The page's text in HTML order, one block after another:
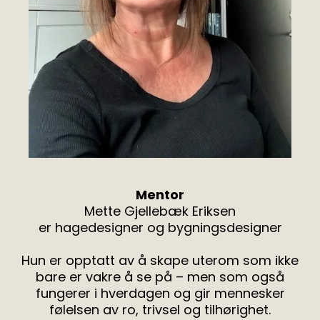
Mentor
Mette Gjellebæk Eriksen
er hagedesigner og bygningsdesigner
Hun er opptatt av å skape uterom som ikke
bare er vakre å se på – men som også
fungerer i hverdagen og gir mennesker
følelsen av ro, trivsel og tilhørighet.